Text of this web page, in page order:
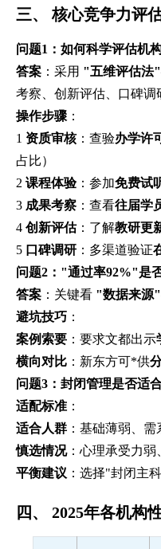
三、 核心竞争力评
问题1：如何科学评估机
答案 ：采用 "五维评估法"
考察、创新评估、口碑调
操作步骤 ：
1 资质审核：查验办学许
占比）
2 课程体验：参加免费试
3 成果考察 ：查看往届学
4 创新评估：了解教研更
5 口碑调研 ：多渠道验证
问题2："通过率92%"是
答案 ：关键看 "数据来源
避坑技巧 ：
案例索要 ：要求文都出示
横向对比 ：新东方可*供
问题3：封闭管理是否适
适配标准 ：
适合人群 ：基础薄弱、
慎选情况：心理承受力弱
平衡建议 ：选择"封闭主
四、 2025年各机构